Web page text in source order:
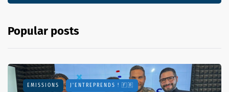
Popular posts
EMISSIONS J'ENTREPRENDS ! 🇫🇷